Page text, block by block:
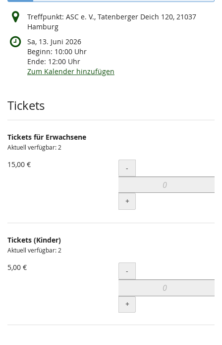
Treffpunkt: ASC e. V., Tatenberger Deich 120, 21037
Hamburg
Sa, 13. Juni 2026
Beginn: 10:00 Uhr
Ende: 12:00 Uhr
Zum Kalender hinzufügen
Produkte
Tickets
Tickets für Erwachsene
Aktuell verfügbar: 2
15,00 € Menge
-
+
Tickets (Kinder)
Aktuell verfügbar: 2
5,00 € Menge
-
+